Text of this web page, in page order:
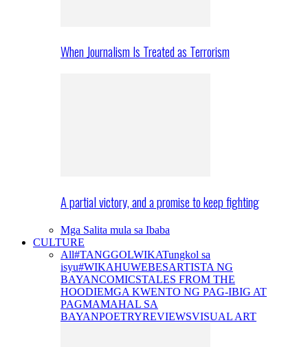
When Journalism Is Treated as Terrorism
A partial victory, and a promise to keep fighting
Mga Salita mula sa Ibaba
CULTURE
All#TANGGOLWIKATungkol sa
isyu#WIKAHUWEBESARTISTA NG
BAYANCOMICSTALES FROM THE
HOODIEMGA KWENTO NG PAG-IBIG AT
PAGMAMAHAL SA
BAYANPOETRYREVIEWSVISUAL ART